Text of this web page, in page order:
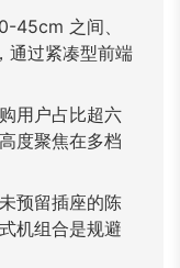
हिन्दी
ไทย
Filipino
ភាសាខ្មែរ
Türkmen
45cm 之间、
通过紧凑型前端
用户占比超六
度聚焦在多档
预留插座的陈
机组合是规避